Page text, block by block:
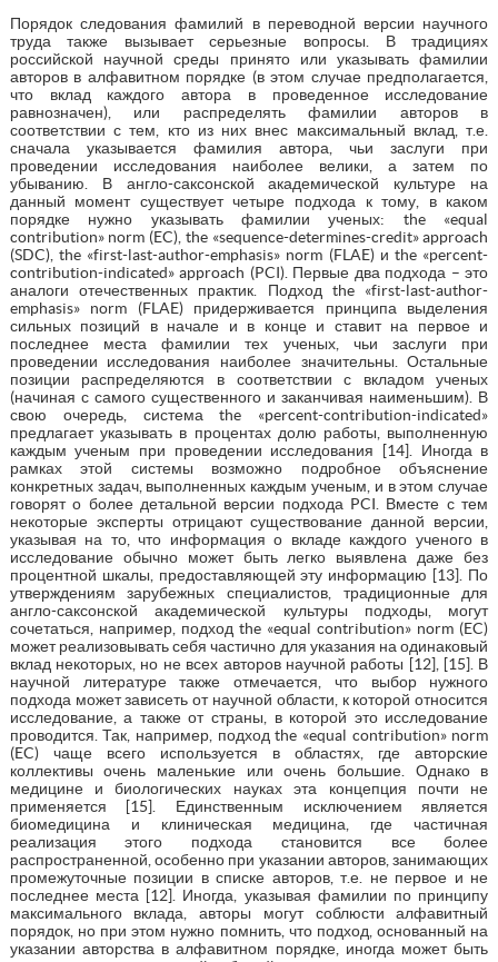
Порядок следования фамилий в переводной версии научного
труда также вызывает серьезные вопросы. В традициях
российской научной среды принято или указывать фамилии
авторов в алфавитном порядке (в этом случае предполагается,
что вклад каждого автора в проведенное исследование
равнозначен), или распределять фамилии авторов в
соответствии с тем, кто из них внес максимальный вклад, т.е.
сначала указывается фамилия автора, чьи заслуги при
проведении исследования наиболее велики, а затем по
убыванию. В англо-саксонской академической культуре на
данный момент существует четыре подхода к тому, в каком
порядке нужно указывать фамилии ученых: the «equal
contribution» norm (EC), the «sequence-determines-credit» approach
(SDC), the «first-last-author-emphasis» norm (FLAE) и the «percent-
contribution-indicated» approach (PCI). Первые два подхода – это
аналоги отечественных практик. Подход the «first-last-author-
emphasis» norm (FLAE) придерживается принципа выделения
сильных позиций в начале и в конце и ставит на первое и
последнее места фамилии тех ученых, чьи заслуги при
проведении исследования наиболее значительны. Остальные
позиции распределяются в соответствии с вкладом ученых
(начиная с самого существенного и заканчивая наименьшим). В
свою очередь, система the «percent-contribution-indicated»
предлагает указывать в процентах долю работы, выполненную
каждым ученым при проведении исследования [14]. Иногда в
рамках этой системы возможно подробное объяснение
конкретных задач, выполненных каждым ученым, и в этом случае
говорят о более детальной версии подхода PCI. Вместе с тем
некоторые эксперты отрицают существование данной версии,
указывая на то, что информация о вкладе каждого ученого в
исследование обычно может быть легко выявлена даже без
процентной шкалы, предоставляющей эту информацию [13]. По
утверждениям зарубежных специалистов, традиционные для
англо-саксонской академической культуры подходы, могут
сочетаться, например, подход the «equal contribution» norm (EC)
может реализовывать себя частично для указания на одинаковый
вклад некоторых, но не всех авторов научной работы [12], [15]. В
научной литературе также отмечается, что выбор нужного
подхода может зависеть от научной области, к которой относится
исследование, а также от страны, в которой это исследование
проводится. Так, например, подход the «equal contribution» norm
(EC) чаще всего используется в областях, где авторские
коллективы очень маленькие или очень большие. Однако в
медицине и биологических науках эта концепция почти не
применяется [15]. Единственным исключением является
биомедицина и клиническая медицина, где частичная
реализация этого подхода становится все более
распространенной, особенно при указании авторов, занимающих
промежуточные позиции в списке авторов, т.е. не первое и не
последнее места [12]. Иногда, указывая фамилии по принципу
максимального вклада, авторы могут соблюсти алфавитный
порядок, но при этом нужно помнить, что подход, основанный на
указании авторства в алфавитном порядке, иногда может быть